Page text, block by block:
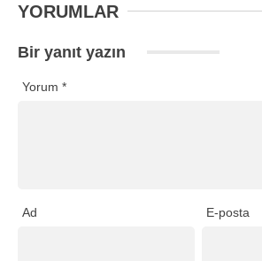
YORUMLAR
Bir yanıt yazın
Yorum *
Ad E-posta